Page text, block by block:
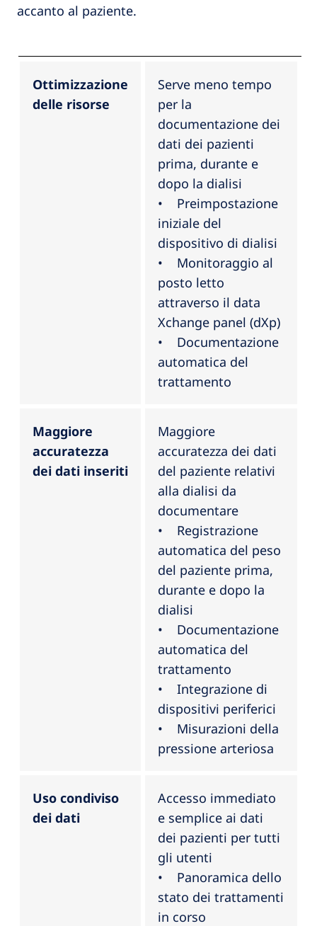
accanto al paziente.
Ottimizzazione
delle risorse
Serve meno tempo
per la
documentazione dei
dati dei pazienti
prima, durante e
dopo la dialisi
• Preimpostazione
iniziale del
dispositivo di dialisi
• Monitoraggio al
posto letto
attraverso il data
Xchange panel (dXp)
• Documentazione
automatica del
trattamento
Maggiore
accuratezza
dei dati inseriti
Maggiore
accuratezza dei dati
del paziente relativi
alla dialisi da
documentare
• Registrazione
automatica del peso
del paziente prima,
durante e dopo la
dialisi
• Documentazione
automatica del
trattamento
• Integrazione di
dispositivi periferici
• Misurazioni della
pressione arteriosa
Uso condiviso
dei dati
Accesso immediato
e semplice ai dati
dei pazienti per tutti
gli utenti
• Panoramica dello
stato dei trattamenti
in corso